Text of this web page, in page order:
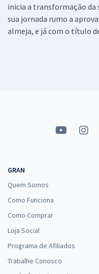
inicia a transformação da
sua jornada rumo a
almeja, e já com o título
GRAN
Quem Somos
Como Funciona
Como Comprar
Loja Social
Programa de Afiliados
Trabalhe Conosco